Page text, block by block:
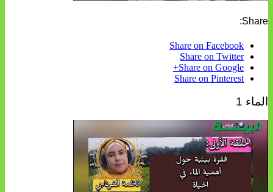
Share:
Share on Facebook
Share on Twitter
Share on Google+
Share on Pinterest
الماء 1